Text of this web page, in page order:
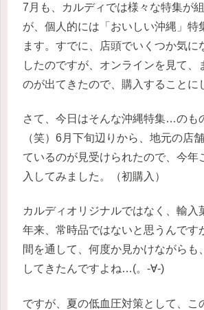
7月も、カルディでは様々な特集が
が、個人的には「おいしい沖縄」特
ます。すでに、店頭でいくつか気に
したのですが、オンラインを見て、
のが出てきたので、購入することに
さて、今日はそんな沖縄特集…のも
（笑）6月下旬辺りから、地元の店
ているのが見受けられたので、今
入してみました。（初購入）
カルディオリジナルではなく、輸入
年来、常時品ではないと思うんで
間を通して、何度か見かけながらも
してきたんですよね…(。-∀-)
ですが、夏の低血圧対策として、こ